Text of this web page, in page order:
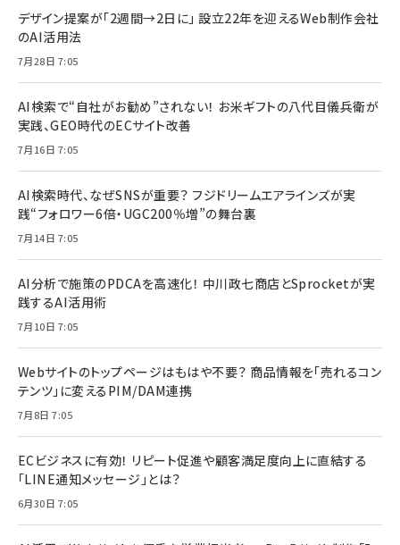
デザイン提案が「2週間→2日に」 設立22年を迎えるWeb制作会社
のAI活用法
7月28日 7:05
AI検索で“自社がお勧め”されない！ お米ギフトの八代目儀兵衛が
実践、GEO時代のECサイト改善
7月16日 7:05
AI検索時代、なぜSNSが重要？ フジドリームエアラインズが実
践“フォロワー6倍・UGC200％増”の舞台裏
7月14日 7:05
AI分析で施策のPDCAを高速化！ 中川政七商店とSprocketが実
践するAI活用術
7月10日 7:05
Webサイトのトップページはもはや不要？ 商品情報を「売れるコン
テンツ」に変えるPIM/DAM連携
7月8日 7:05
ECビジネスに有効！ リピート促進や顧客満足度向上に直結する
「LINE通知メッセージ」とは？
6月30日 7:05